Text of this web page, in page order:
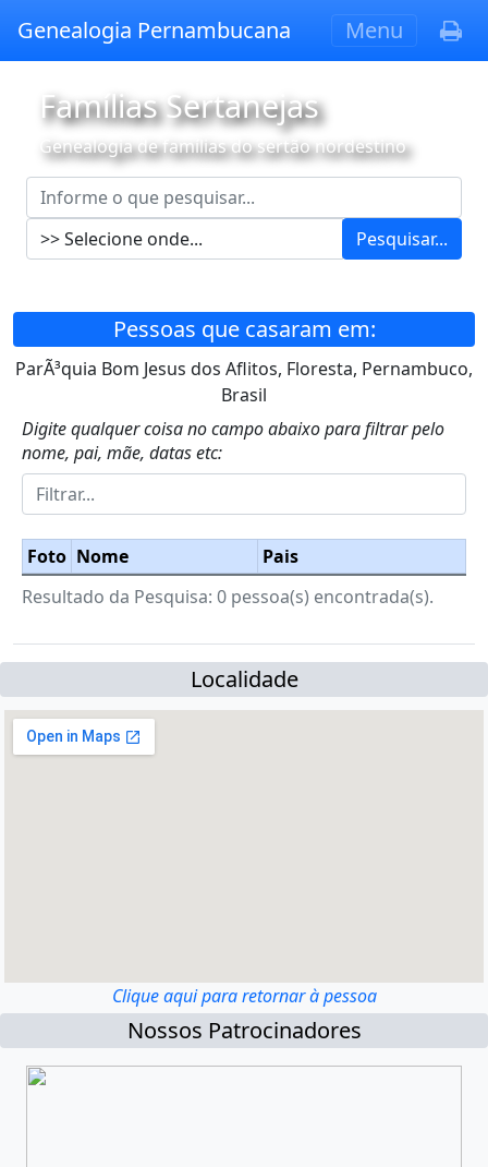
Genealogia Pernambucana Menu
Famílias Sertanejas
Genealogia de famílias do sertão nordestino
Pesquisar...
Pessoas que casaram em:
ParÃ³quia Bom Jesus dos Aflitos, Floresta, Pernambuco,
Brasil
Digite qualquer coisa no campo abaixo para filtrar pelo
nome, pai, mãe, datas etc:
Foto Nome
Pais
Resultado da Pesquisa: 0 pessoa(s) encontrada(s).
Localidade
Clique aqui para retornar à pessoa
Nossos Patrocinadores